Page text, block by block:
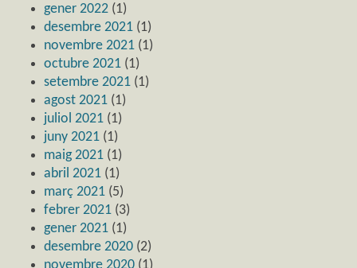
gener 2022 (1)
desembre 2021 (1)
novembre 2021 (1)
octubre 2021 (1)
setembre 2021 (1)
agost 2021 (1)
juliol 2021 (1)
juny 2021 (1)
maig 2021 (1)
abril 2021 (1)
març 2021 (5)
febrer 2021 (3)
gener 2021 (1)
desembre 2020 (2)